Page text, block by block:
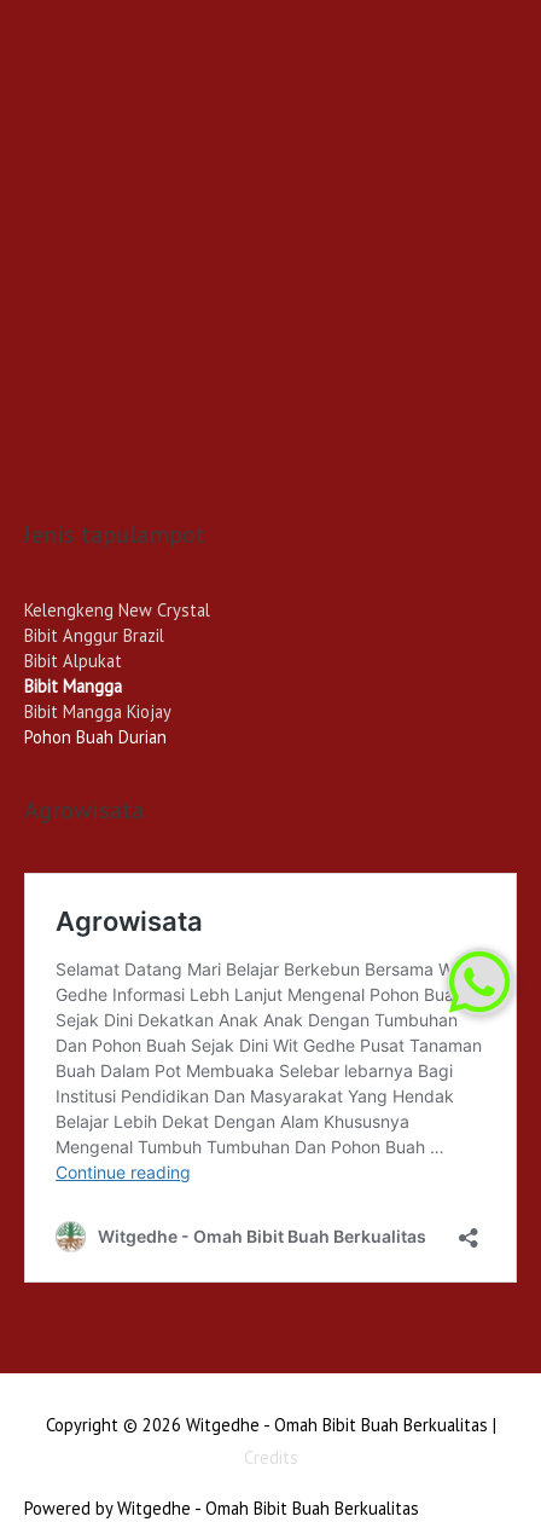
Jenis tapulampot
Kelengkeng New Crystal
Bibit Anggur Brazil
Bibit Alpukat
Bibit Mangga
Bibit Mangga Kiojay
Pohon Buah Durian
Agrowisata
Copyright © 2026 Witgedhe - Omah Bibit Buah Berkualitas |
Credits
Powered byWitgedhe - Omah Bibit Buah Berkualitas